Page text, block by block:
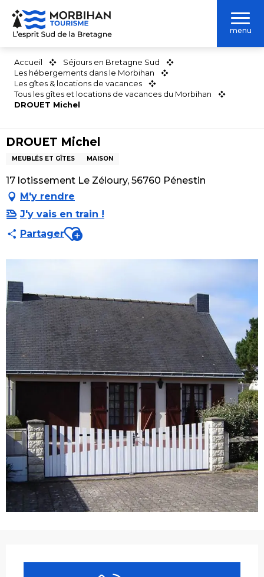
Aller
contenu
menu
Accueil
Séjours en Bretagne Sud
Les hébergements dans le Morbihan
Les gîtes & locations de vacances
Tous les gîtes et locations de vacances du Morbihan
DROUET Michel
DROUET Michel
MEUBLÉS ET GÎTES MAISON
17 lotissement Le Zéloury, 56760 Pénestin
M'y rendre
J'y vais en train !
PartagerAjouter aux favoris